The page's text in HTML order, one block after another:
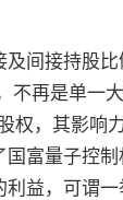
间接持股
不再是单一
权，其影响
富量子控
益，可谓一